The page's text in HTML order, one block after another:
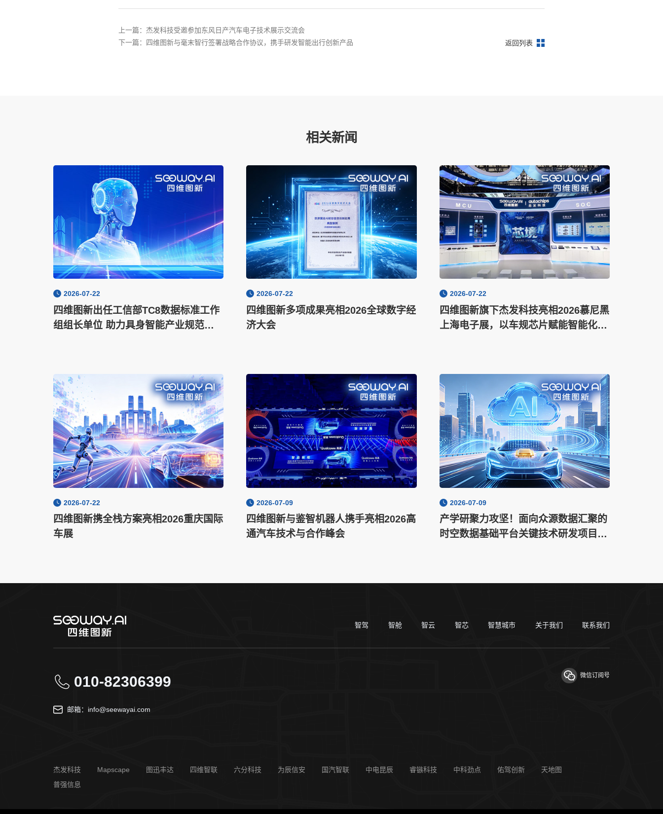
上一篇：杰发科技受邀参加东风日产汽车电子技术展示交流会
下一篇：四维图新与毫末智行签署战略合作协议，携手研发智能出行创新产品
返回列表
相关新闻
2026-07-22
四维图新出任工信部TC8数据标准工作
组组长单位 助力具身智能产业规范化
2026-07-22
四维图新多项成果亮相2026全球数字经
济大会
2026-07-22
四维图新旗下杰发科技亮相2026慕尼黑
上海电子展，以车规芯片赋能智能化新
2026-07-22
四维图新携全栈方案亮相2026重庆国际
车展
2026-07-09
四维图新与鉴智机器人携手亮相2026高
通汽车技术与合作峰会
2026-07-09
产学研聚力攻坚！面向众源数据汇聚的
时空数据基础平台关键技术研发项目正
智驾 智舱 智云 智芯 智慧城市 关于我们 联系我们
010-82306399
邮箱：info@seewayai.com
微信订阅号
杰发科技 Mapscape 图迅丰达 四维智联 六分科技 为辰信安 国汽智联 中电昆辰 睿镞科技 中科劲点 佑驾创新
天地图
普强信息